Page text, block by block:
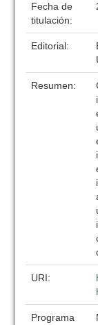
Fecha de
titulación:
Editorial:
Resumen:
URI:
Programa